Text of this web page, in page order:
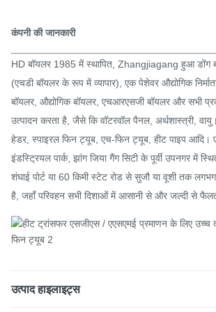
कंपनी की जानकारी
HD बॉयलर 1985 में स्थापित, Zhangjiagang हुआ डोंग
(एचडी बॉयलर के रूप में व्यापार), एक पेशेवर औद्योगिक
बॉयलर, औद्योगिक बॉयलर, एचआरएसजी बॉयलर और सभी
उत्पादन करता है, जैसे कि वॉटरवॉल पैनल, अर्थशास्त्री, वायु।
हेडर, स्पाइरल फिन ट्यूब, एच-फिन ट्यूब, हीट पाइप आदि।
इंडस्ट्रियल पार्क, झांग जिया गैंग सिटी के पूर्वी उपनगर में
शंघाई पोर्ट या 60 किमी स्टेट रोड से सुजौ या वूशी तक
है, जहाँ परिवहन सभी दिशाओं में आसानी से और जल्दी से
उत्पाद हाइलाइट्स